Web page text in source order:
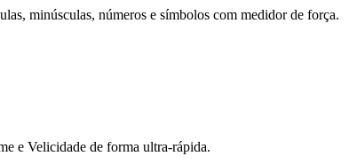
minúsculas, números e símbolos com medidor de força.
e Velicidade de forma ultra-rápida.